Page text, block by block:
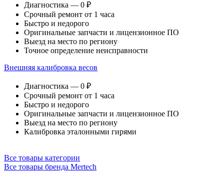
Диагностика — 0 ₽
Срочный ремонт от 1 часа
Быстро и недорого
Оригинальные запчасти и лицензионное ПО
Выезд на место по региону
Точное определение неисправности
Внешняя калибровка весов
Диагностика — 0 ₽
Срочный ремонт от 1 часа
Быстро и недорого
Оригинальные запчасти и лицензионное ПО
Выезд на место по региону
Калибровка эталонными гирями
Все товары категории
Все товары бренда Mertech